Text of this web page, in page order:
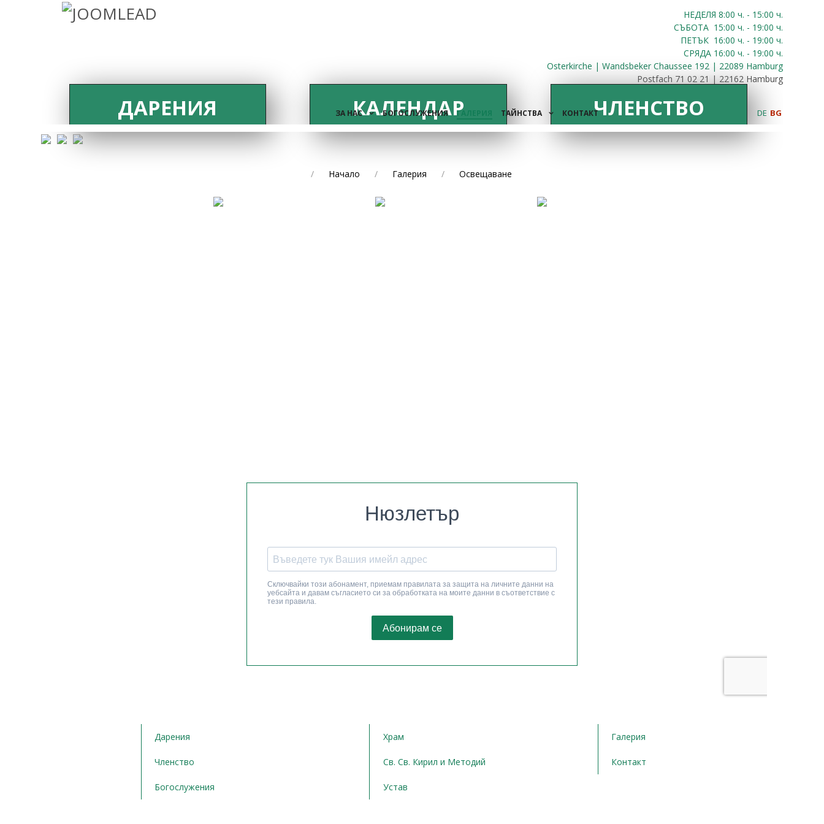
НЕДЕЛЯ 8:00 ч. - 15:00 ч.
СЪБОТА 15:00 ч. - 19:00 ч.
ПЕТЪК 16:00 ч. - 19:00 ч.
СРЯДА 16:00 ч. - 19:00 ч.
Osterkirche | Wandsbeker Chaussee 192 | 22089 Hamburg
Postfach 71 02 21 | 22162 Hamburg
ЗА НАС БОГОСЛУЖЕНИЯ ГАЛЕРИЯ ТАЙНСТВА КОНТАКТ DE BG
ДАРЕНИЯ КАЛЕНДАР ЧЛЕНСТВО
Начало Галерия Освещаване
Дарения
Членство
Богослужения
Храм
Св. Св. Кирил и Методий
Устав
Галерия
Контакт